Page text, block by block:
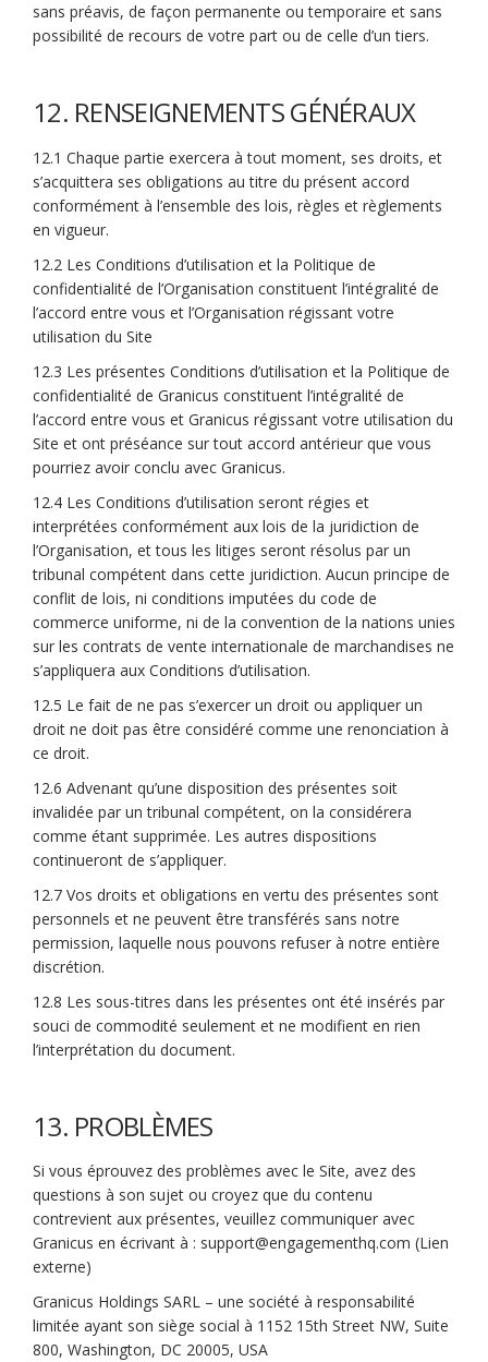
sans préavis, de façon permanente ou temporaire et sans
possibilité de recours de votre part ou de celle d’un tiers.
12. RENSEIGNEMENTS GÉNÉRAUX
12.1 Chaque partie exercera à tout moment, ses droits, et
s’acquittera ses obligations au titre du présent accord
conformément à l’ensemble des lois, règles et règlements
en vigueur.
12.2 Les Conditions d’utilisation et la Politique de
confidentialité de l’Organisation constituent l’intégralité de
l’accord entre vous et l’Organisation régissant votre
utilisation du Site
12.3 Les présentes Conditions d’utilisation et la Politique de
confidentialité de Granicus (Liens externes)
constituent l’intégralité de
l’accord entre vous et Granicus régissant votre utilisation du
Site et ont préséance sur tout accord antérieur que vous
pourriez avoir conclu avec Granicus.
12.4 Les Conditions d’utilisation seront régies et
interprétées conformément aux lois de la juridiction de
l’Organisation, et tous les litiges seront résolus par un
tribunal compétent dans cette juridiction. Aucun principe de
conflit de lois, ni conditions imputées du code de
commerce uniforme, ni de la convention de la nations unies
sur les contrats de vente internationale de marchandises ne
s’appliquera aux Conditions d’utilisation.
12.5 Le fait de ne pas s’exercer un droit ou appliquer un
droit ne doit pas être considéré comme une renonciation à
ce droit.
12.6 Advenant qu’une disposition des présentes soit
invalidée par un tribunal compétent, on la considérera
comme étant supprimée. Les autres dispositions
continueront de s’appliquer.
12.7 Vos droits et obligations en vertu des présentes sont
personnels et ne peuvent être transférés sans notre
permission, laquelle nous pouvons refuser à notre entière
discrétion.
12.8 Les sous-titres dans les présentes ont été insérés par
souci de commodité seulement et ne modifient en rien
l’interprétation du document.
13. PROBLÈMES
Si vous éprouvez des problèmes avec le Site, avez des
questions à son sujet ou croyez que du contenu
contrevient aux présentes, veuillez communiquer avec
Granicus en écrivant à : support@engagementhq.com (Liens
(Lien
externe)
Granicus Holdings SARL – une société à responsabilité
limitée ayant son siège social à 1152 15th Street NW, Suite
800, Washington, DC 20005, USA